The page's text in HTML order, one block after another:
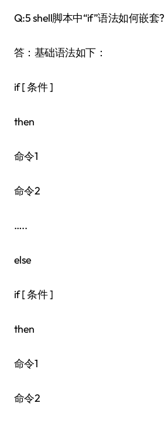
Q:5 shell脚本中“if”语法如何嵌套?
答：基础语法如下：
if [ 条件 ]
then
命令1
命令2
…..
else
if [ 条件 ]
then
命令1
命令2